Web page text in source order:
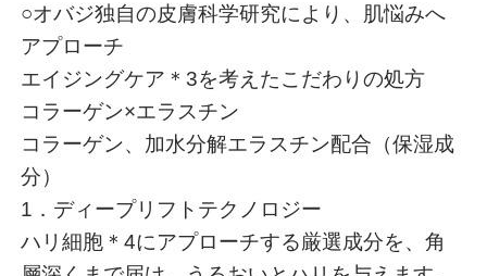
○オバジ独自の皮膚科学研究により、肌悩みへ
アプローチ
エイジングケア＊3を考えたこだわりの処方
コラーゲン×エラスチン
コラーゲン、加水分解エラスチン配合（保湿成
分）
1．ディープリフトテクノロジー
ハリ細胞＊4にアプローチする厳選成分を、角